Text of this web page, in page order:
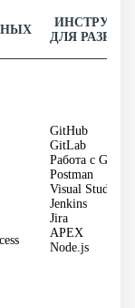
ДЛЯ
GitHub
GitLab
Работа с GIT
Postman
Visual Studio
Jenkins
Jira
APEX
Node.js